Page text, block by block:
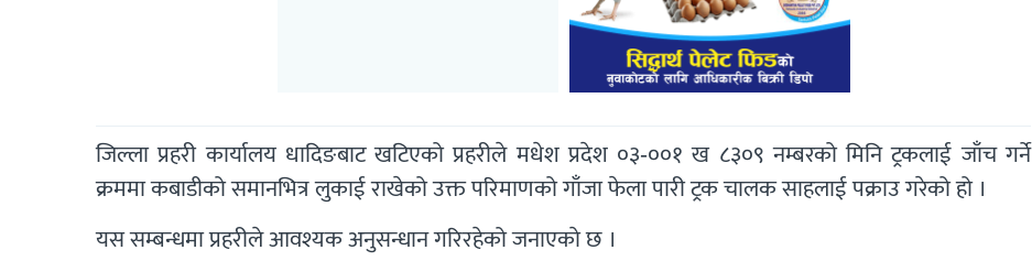
जिल्ला प्रहरी कार्यालय धादिङबाट खटिएको प्रहरीले मधेश प्रदेश ०३-००१ ख ८३०९ नम्बरको मिनि ट्रकलाई जाँच गर्ने
क्रममा कबाडीको समानभित्र लुकाई राखेको उक्त परिमाणको गाँजा फेला पारी ट्रक चालक साहलाई पक्राउ गरेको हो ।
यस सम्बन्धमा प्रहरीले आवश्यक अनुसन्धान गरिरहेको जनाएकाे छ ।